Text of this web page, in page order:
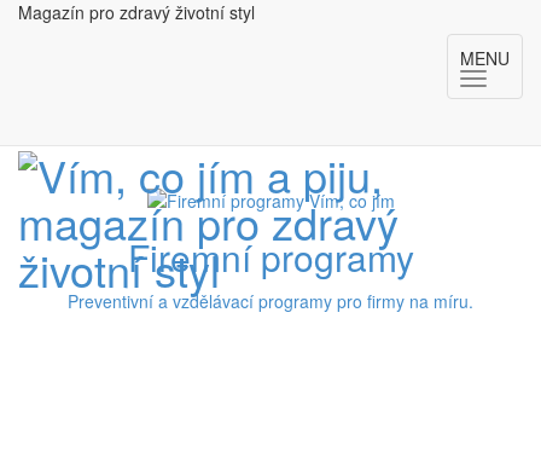
Magazín pro zdravý životní styl
MENU
Firemní programy
Preventivní a vzdělávací programy pro firmy na míru.